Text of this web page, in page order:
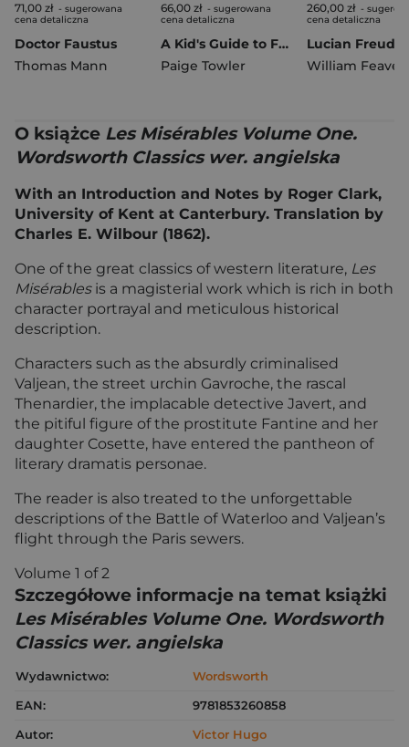
71,00 zł - sugerowana
cena detaliczna
Doctor Faustus
Thomas Mann
66,00 zł - sugerowana
cena detaliczna
A Kid's Guide to France. Lonely Planet Kids
Paige Towler
260,00 zł -
cena detaliczna
Lucian Freud
William Feaver
O książce Les Misérables Volume One.
Wordsworth Classics wer. angielska
With an Introduction and Notes by Roger Clark,
University of Kent at Canterbury. Translation by
Charles E. Wilbour (1862).
One of the great classics of western literature, Les
Misérablesis a magisterial work which is rich in both
character portrayal and meticulous historical
description.
Characters such as the absurdly criminalised
Valjean, the street urchin Gavroche, the rascal
Thenardier, the implacable detective Javert, and
the pitiful figure of the prostitute Fantine and her
daughter Cosette, have entered the pantheon of
literary dramatis personae.
The reader is also treated to the unforgettable
descriptions of the Battle of Waterloo and Valjean’s
flight through the Paris sewers.
Volume 1 of 2
Szczegółowe informacje na temat książki
Les Misérables Volume One. Wordsworth
Classics wer. angielska
Wydawnictwo:
Wordsworth
EAN:
9781853260858
Autor:
Victor Hugo